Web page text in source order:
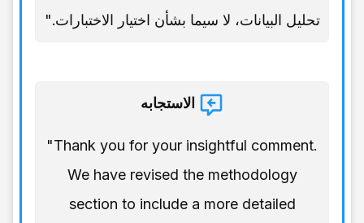
تحلیل البیانات، لا سیما بشأن اختیار الاختبارات."
الاستجابه
"Thank you for your insightful comment.
We have revised the methodology
section to include a more detailed